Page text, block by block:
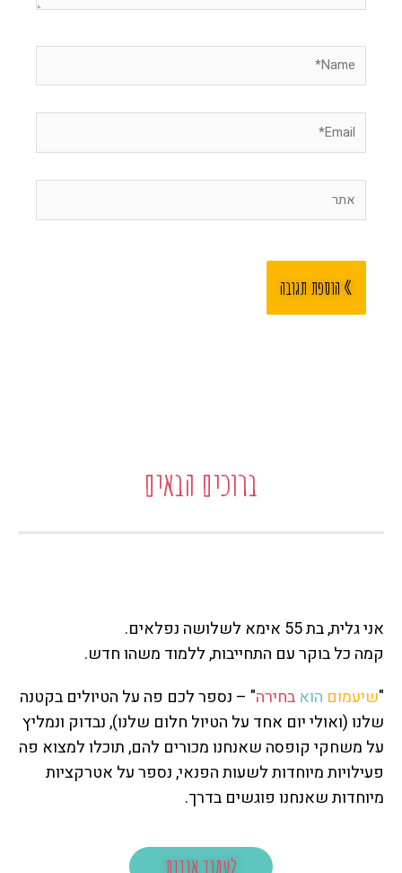
ברוכים הבאים
אני גלית, בת 55 אימא לשלושה נפלאים.
קמה כל בוקר עם התחייבות, ללמוד משהו חדש.
"שיעמום הוא בחירה" – נספר לכם פה על הטיולים בקטנה
שלנו (ואולי יום אחד על הטיול חלום שלנו), נבדוק ונמליץ
על משחקי קופסה שאנחנו מכורים להם, תוכלו למצוא פה
פעילויות מיוחדות לשעות הפנאי, נספר על אטרקציות
מיוחדות שאנחנו פוגשים בדרך.
לעמוד אודות
Name*
Email*
אתר